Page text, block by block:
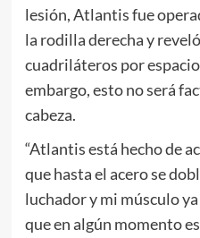
lesión, Atlantis fue
la rodilla derecha y
cuadriláteros por
embargo, esto no será
cabeza.
“Atlantis está hecho de
que hasta el acero se
luchador y mi músculo
que en algún momento